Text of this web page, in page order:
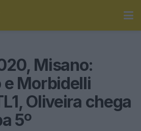
Misano:
e Morbidelli
Oliveira chega
5º